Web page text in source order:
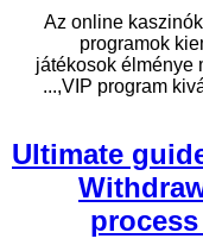
Az online
programok
játékosok élménye
VIP program
Ultimate